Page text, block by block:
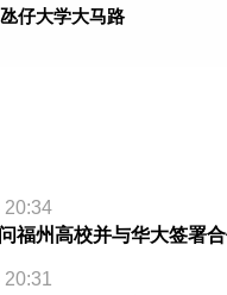
仔大学大马路
20:34
福州高校并与华大签署